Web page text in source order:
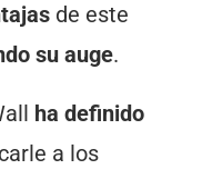
de este
su auge.
ha definido
a los